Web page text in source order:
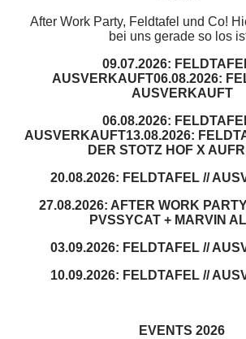
After Work Party, Feldtafel und Co!
bei uns gerade so los
09.07.2026:
AUSVERKAUFT06.08.2026:
AUSVERKAUFT
06.08.2026:
AUSVERKAUFT13.08.2026:
DER STOTZ HOF X
20.08.2026: FELDTAFEL //
27.08.2026: AFTER WORK
PVSSYCAT + MARVIN
03.09.2026: FELDTAFEL //
10.09.2026: FELDTAFEL //
EVENTS 2026